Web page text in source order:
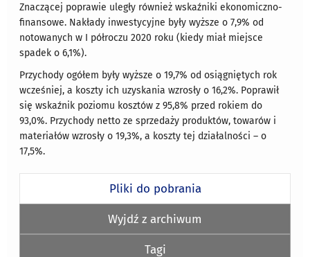
Znaczącej poprawie uległy również wskaźniki ekonomiczno-
finansowe. Nakłady inwestycyjne były wyższe o 7,9% od
notowanych w I półroczu 2020 roku (kiedy miał miejsce
spadek o 6,1%).
Przychody ogółem były wyższe o 19,7% od osiągniętych rok
wcześniej, a koszty ich uzyskania wzrosły o 16,2%. Poprawił
się wskaźnik poziomu kosztów z 95,8% przed rokiem do
93,0%. Przychody netto ze sprzedaży produktów, towarów i
materiałów wzrosły o 19,3%, a koszty tej działalności – o
17,5%.
Pliki do pobrania
Wyjdź z archiwum
Tagi